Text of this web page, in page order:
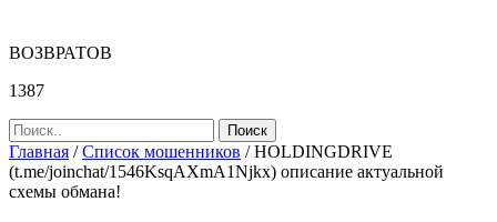
ВОЗВРАТОВ
1387
Главная /Список мошенников /HOLDINGDRIVE
(t.me/joinchat/1546KsqAXmA1Njkx) описание актуальной
схемы обмана!